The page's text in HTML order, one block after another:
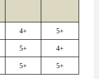
4+ 5+
5+ 4+
5+ 5+